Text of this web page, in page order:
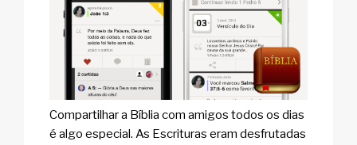
Compartilhar a Bíblia com amigos todos os dias
é algo especial. As Escrituras eram desfrutadas